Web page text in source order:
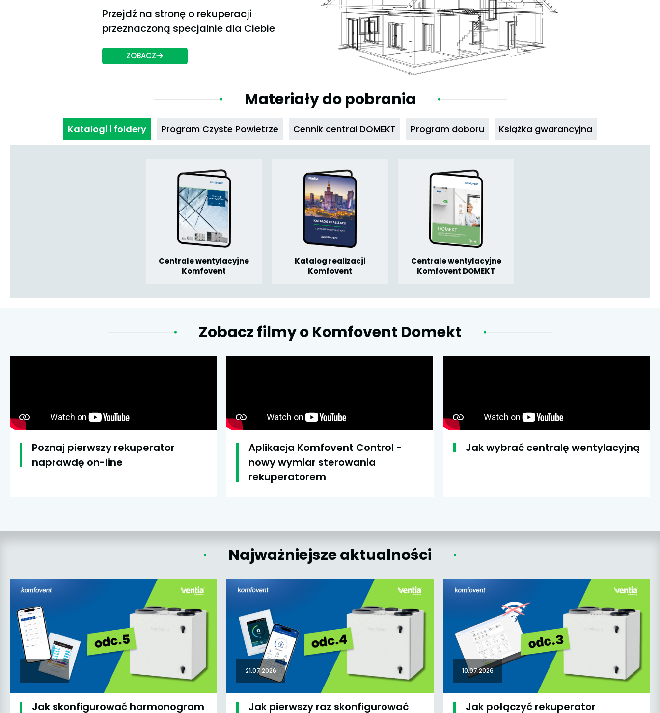
Przejdź na stronę o rekuperacji
przeznaczoną specjalnie dla Ciebie
ZOBACZ
Materiały do pobrania
Katalogi i foldery Program Czyste Powietrze Cennik central DOMEKT Program doboru Książka gwarancyjna
Centrale wentylacyjne
Komfovent
Katalog realizacji
Komfovent
Centrale wentylacyjne
Komfovent DOMEKT
Zobacz filmy o Komfovent Domekt
Poznaj pierwszy rekuperator
naprawdę on-line
Aplikacja Komfovent Control -
nowy wymiar sterowania
rekuperatorem
Jak wybrać centralę wentylacyjną
Najważniejsze aktualności
Jak skonfigurować harmonogram
21.07.2026
Jak pierwszy raz skonfigurować
10.07.2026
Jak połączyć rekuperator